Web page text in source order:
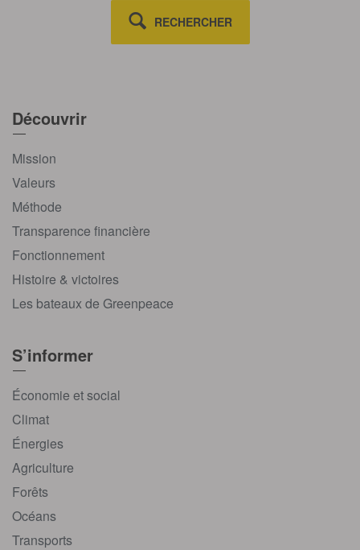
RECHERCHER
Découvrir
Mission
Valeurs
Méthode
Transparence financière
Fonctionnement
Histoire & victoires
Les bateaux de Greenpeace
S’informer
Économie et social
Climat
Énergies
Agriculture
Forêts
Océans
Transports